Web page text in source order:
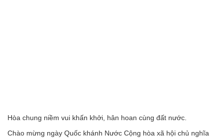
Hòa chung niềm vui khấn khởi, hân hoan cùng đất nước.
Chào mừng ngày Quốc khánh Nước Cộng hòa xã hội chủ nghĩa